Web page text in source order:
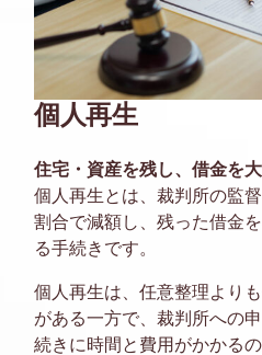
個人再生
住宅・資産を残し、借金を
個人再生とは、裁判所の監
割合で減額し、残った借金
る手続きです。
個人再生は、任意整理より
がある一方で、裁判所への
続きに時間と費用がかかるの